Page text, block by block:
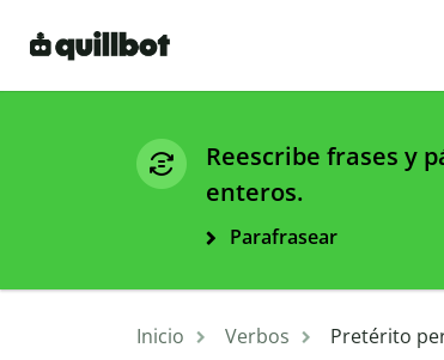
Reescribe frases y
enteros.
Parafrasear
Inicio Verbos Pretérito